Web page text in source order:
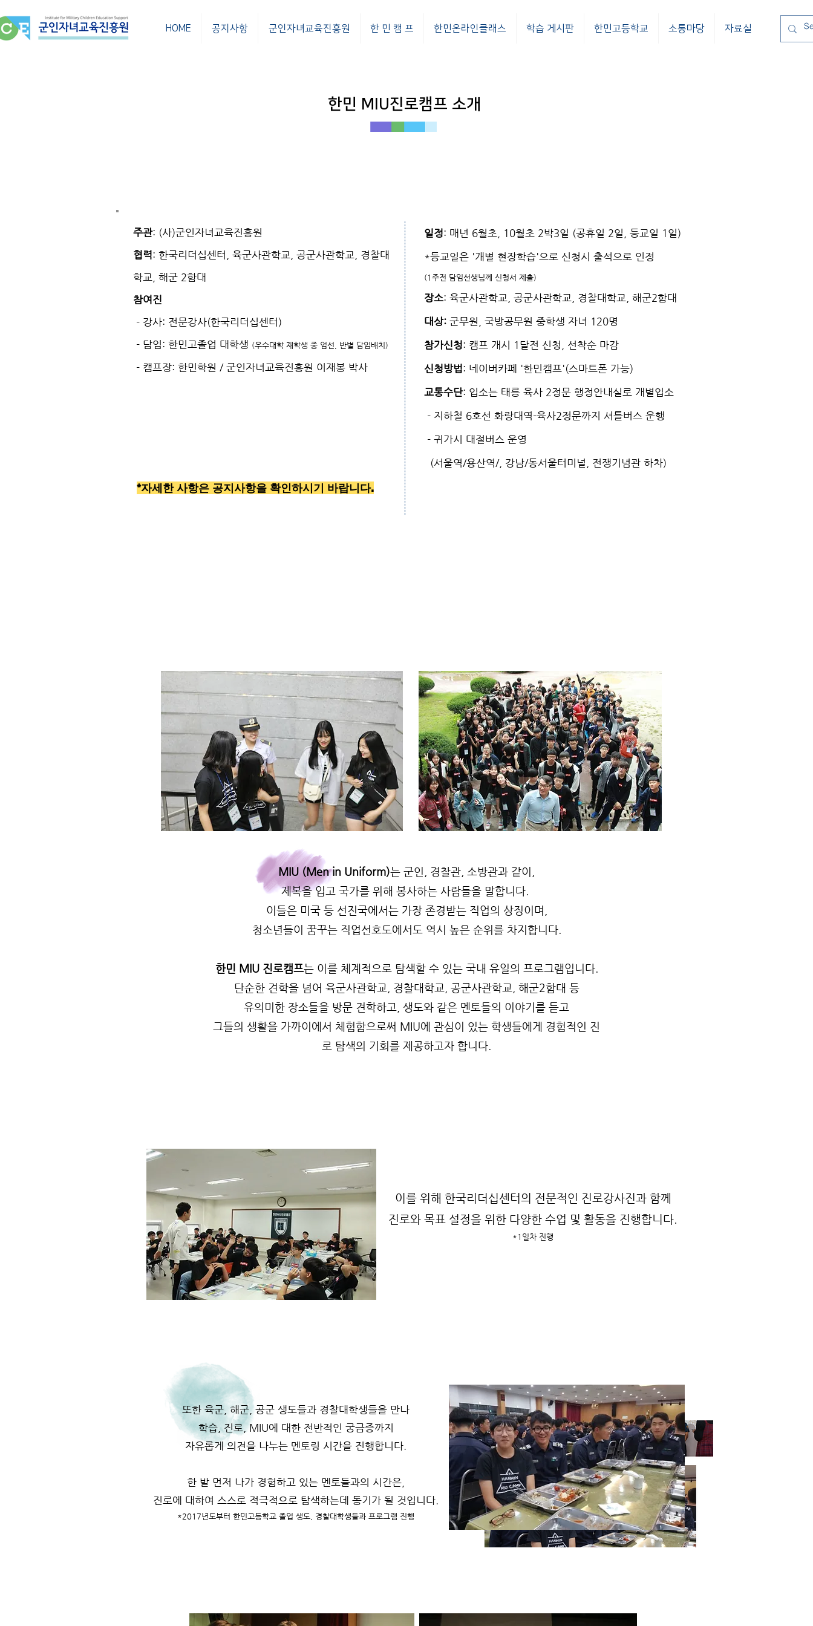
HOME 공지사항 군인자녀교육진흥원 한 민 캠 프 한민온라인클래스 학습 게시판 한민고등학교 소통마당 자료실
한민 MIU진로캠프 소개
주관: (사)군인자녀교육진흥원
협력: 한국리더십센터, 육군사관학교, 공군사관학교, 경찰대
학교, 해군 2함대
참여진
- 강사: 전문강사(한국리더십센터)
- 담임: 한민고졸업 대학생 (우수대학 재학생 중 엄선, 반별 담임배치)
- 캠프장: 한민학원 / 군인자녀교육진흥원 이재봉 박사
일정: 매년 6월초, 10월초 2박3일 (공휴일 2일, 등교일 1일)
*등교일은 '개별 현장학습'으로 신청시 출석으로 인정
(1주전 담임선생님께 신청서 제출)
장소: 육군사관학교, 공군사관학교, 경찰대학교, 해군2함대
대상: 군무원, 국방공무원 중학생 자녀 120명
참가신청: 캠프 개시 1달전 신청, 선착순 마감
신청방법: 네이버카페 '한민캠프'(스마트폰 가능)
교통수단: 입소는 태릉 육사 2정문 행정안내실로 개별입소
- 지하철 6호선 화랑대역-육사2정문까지 셔틀버스 운행
- 귀가시 대절버스 운영
(서울역/용산역/, 강남/동서울터미널, 전쟁기념관 하차)
*자세한 사항은 공지사항을 확인하시기 바랍니다.
MIU (Men in Uniform)는 군인, 경찰관, 소방관과 같이,
제복을 입고 국가를 위해 봉사하는 사람들을 말합니다.
이들은 미국 등 선진국에서는 가장 존경받는 직업의 상징이며,
청소년들이 꿈꾸는 직업선호도에서도 역시 높은 순위를 차지합니다.
한민 MIU 진로캠프는 이를 체계적으로 탐색할 수 있는 국내 유일의 프로그램입니다.
​단순한 견학을 넘어 육군사관학교, 경찰대학교, 공군사관학교, 해군2함대 등
유의미한 장소들을 방문 견학하고, 생도와 같은 멘토들의 이야기를 듣고
그들의 생활을 가까이에서 체험함으로써 MIU에 관심이 있는 학생들에게 경험적인 진
로 탐색의 기회를 제공하고자 합니다.
이를 위해 한국리더십센터의 전문적인 진로강사진과 함께
진로와 목표 설정을 위한 다양한 수업 및 활동을 진행합니다.
​*1일차 진행
또한 육군, 해군, 공군 생도들과 경찰대학생들을 만나
학습, 진로, MIU에 대한 전반적인 궁금증까지
자유롭게 의견을 나누는 멘토링 시간을 진행합니다.
한 발 먼저 나가 경험하고 있는 멘토들과의 시간은,
진로에 대하여 스스로 적극적으로 탐색하는데 동기가 될 것입니다.
*2017년도부터 한민고등학교 졸업 생도, 경찰대학생들과 프로그램 진행